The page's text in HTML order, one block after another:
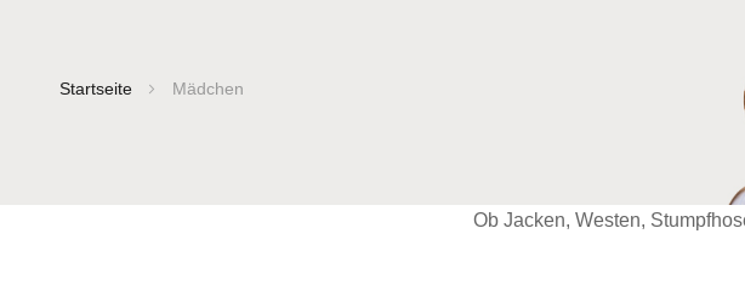
Startseite Mädchen
Ob Jacken, Westen,